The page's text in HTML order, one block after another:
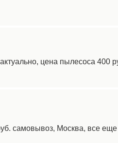
цена пылесоса 400
самовывоз, Москва, все еще